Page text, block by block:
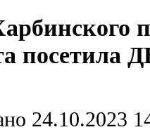
посетила
24.10.2023